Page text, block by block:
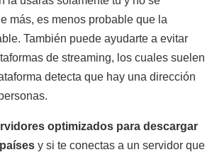
más, es menos probable que la
También puede ayudarte a evitar
de streaming, los cuales suelen
detecta que hay una dirección
optimizados para descargar
y si te conectas a un servidor que